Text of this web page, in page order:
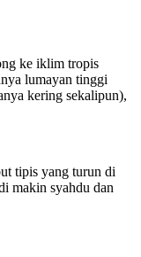
ke iklim tropis
lumayan tinggi
kering sekalipun),
tipis yang turun di
makin syahdu dan